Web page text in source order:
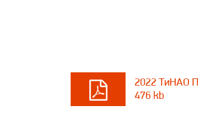
2022 ТиНАО
476 kb